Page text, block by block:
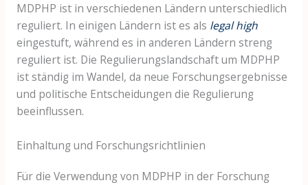
MDPHP ist in verschiedenen Ländern unterschiedlich
reguliert. In einigen Ländern ist es als legal high
eingestuft, während es in anderen Ländern streng
reguliert ist. Die Regulierungslandschaft um MDPHP
ist ständig im Wandel, da neue Forschungsergebnisse
und politische Entscheidungen die Regulierung
beeinflussen.
Einhaltung und Forschungsrichtlinien
Für die Verwendung von MDPHP in der Forschung